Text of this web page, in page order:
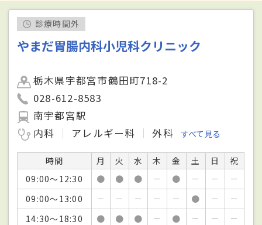
診療時間外
やまだ胃腸内科小児科クリニック
栃木県宇都宮市鶴田町718-2
028-612-8583
南宇都宮駅
内科
アレルギー科 外科 すべて見る
時間 月 火 水 木 金 土 日
祝
09:00～12:30
● ● ● － ● － －
－
09:00～13:00
－ － － － － ● －
－
14:30～18:30
● ● ● － ● － － －